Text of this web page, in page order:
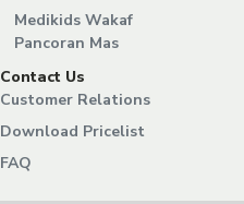
Medikids Wakaf
Pancoran Mas
Contact Us
Customer Relations
Download Pricelist
FAQ